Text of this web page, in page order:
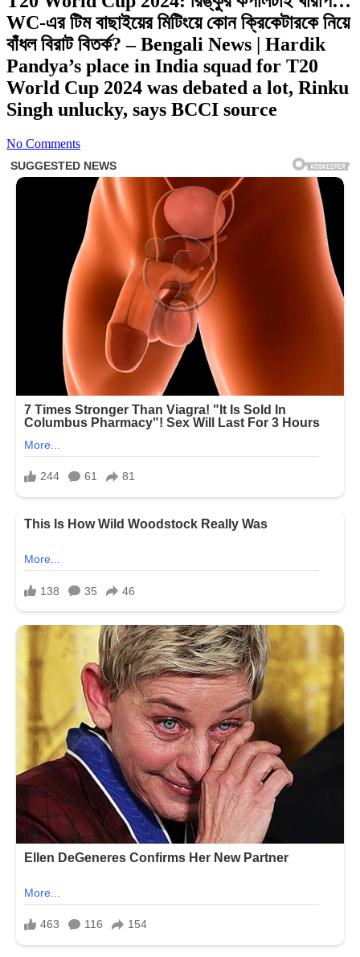
WC-এর টিম বাছাইয়ের মিটিংয়ে কোন ক্রিকেটারকে নিয়ে
বাঁধল বিরাট বিতর্ক? – Bengali News | Hardik
Pandya’s place in India squad for T20
World Cup 2024 was debated a lot, Rinku
Singh unlucky, says BCCI source
No Comments